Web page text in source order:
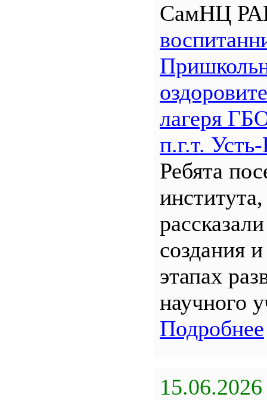
СамНЦ
лагеря
п.г.т.
Ребята
создания
этапах
научного
Подробнее
15.06.2026